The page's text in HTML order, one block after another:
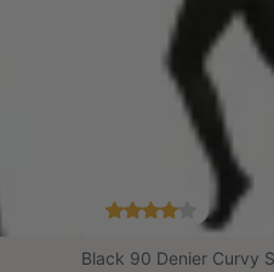
Black 90 Denier Curvy